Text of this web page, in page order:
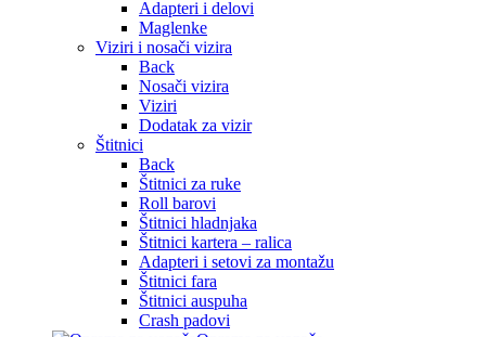
Adapteri i delovi
Maglenke
Viziri i nosači vizira
Back
Nosači vizira
Viziri
Dodatak za vizir
Štitnici
Back
Štitnici za ruke
Roll barovi
Štitnici hladnjaka
Štitnici kartera – ralica
Adapteri i setovi za montažu
Štitnici fara
Štitnici auspuha
Crash padovi